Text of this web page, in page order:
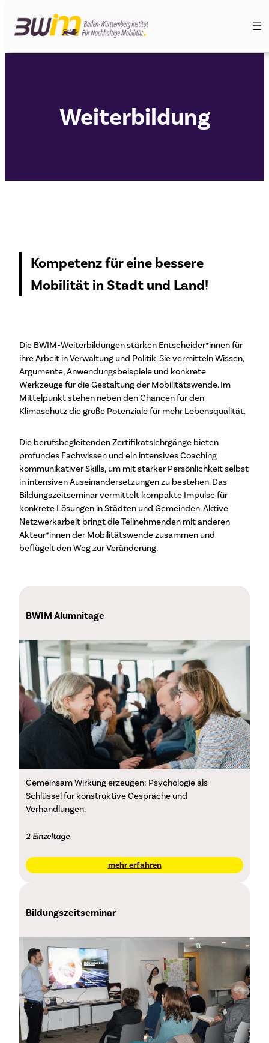
Inhalt
springen
Weiterbildung
Kompetenz für eine bessere
Mobilität in Stadt und Land!
Die BWIM-Weiterbildungen stärken Entscheider*innen für
ihre Arbeit in Verwaltung und Politik. Sie vermitteln Wissen,
Argumente, Anwendungsbeispiele und konkrete
Werkzeuge für die Gestaltung der Mobilitätswende. Im
Mittelpunkt stehen neben den Chancen für den
Klimaschutz die große Potenziale für mehr Lebensqualität.
Die berufsbegleitenden Zertifikatslehrgänge bieten
profundes Fachwissen und ein intensives Coaching
kommunikativer Skills, um mit starker Persönlichkeit selbst
in intensiven Auseinandersetzungen zu bestehen. Das
Bildungszeitseminar vermittelt kompakte Impulse für
konkrete Lösungen in Städten und Gemeinden. Aktive
Netzwerkarbeit bringt die Teilnehmenden mit anderen
Akteur*innen der Mobilitätswende zusammen und
beflügelt den Weg zur Veränderung.
BWIM Alumnitage
Gemeinsam Wirkung erzeugen: Psychologie als
Schlüssel für konstruktive Gespräche und
Verhandlungen.
2 Einzeltage
mehr erfahren
Bildungszeitseminar